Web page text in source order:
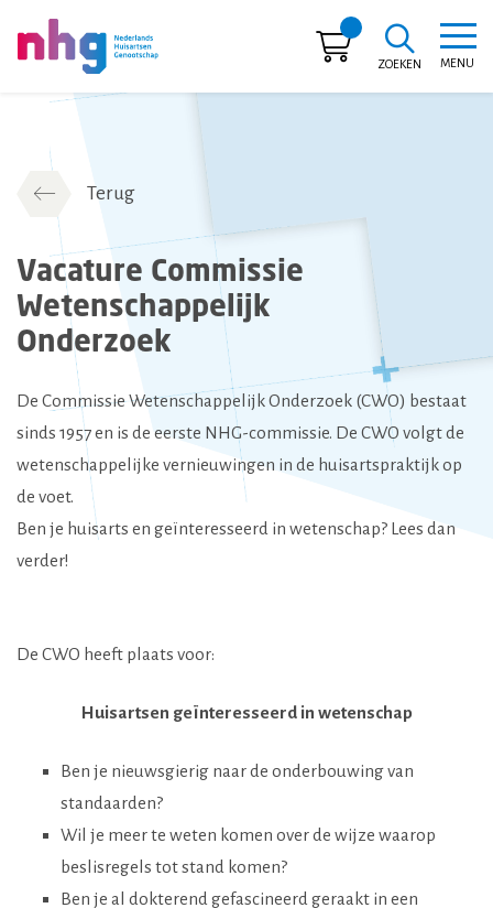
MENU
ZOEKEN
Terug
Vacature Commissie
Wetenschappelijk
Onderzoek
De Commissie Wetenschappelijk Onderzoek (CWO) bestaat
sinds 1957 en is de eerste NHG-commissie. De CWO volgt de
wetenschappelijke vernieuwingen in de huisartspraktijk op
de voet.
Ben je huisarts en geïnteresseerd in wetenschap? Lees dan
verder!
De CWO heeft plaats voor:
Huisartsen geïnteresseerd in wetenschap
Ben je nieuwsgierig naar de onderbouwing van
standaarden?
Wil je meer te weten komen over de wijze waarop
beslisregels tot stand komen?
Ben je al dokterend gefascineerd geraakt in een